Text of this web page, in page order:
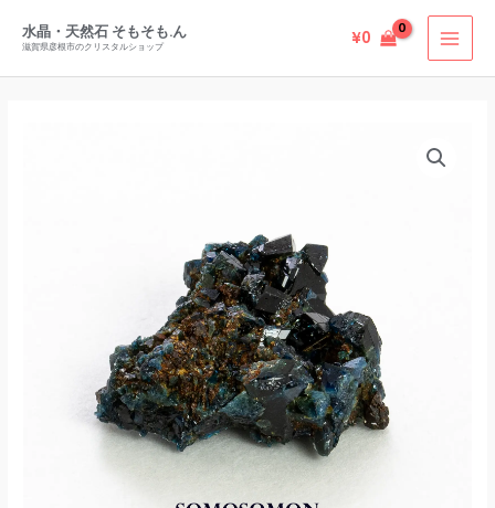
水晶・天然石 そもそも.ん
滋賀県彦根市のクリスタルショップ ¥0